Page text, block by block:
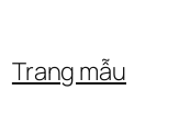
Trang mẫu